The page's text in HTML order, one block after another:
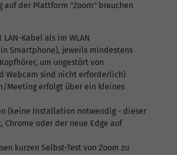
auf der Plattform "Zoom" brauchen
Kabel als im WLAN
Smartphone), jeweils mindestens
um ungestört von
Webcam sind nicht erforderlich)
Meeting erfolgt über ein kleines
(keine Installation notwendig - dieser
oder der neue Edge auf
kurzen Selbst-Test von Zoom zu